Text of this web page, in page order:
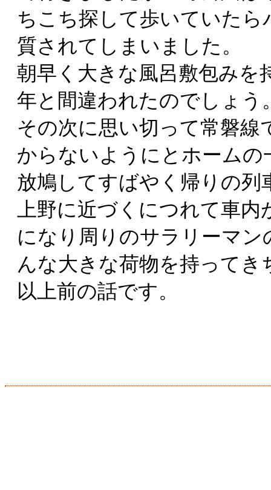
ちこち探して歩いていた
質されてしまいました。
朝早く大きな風呂敷包みを
年と間違われたのでしょう
その次に思い切って常磐線
からないようにとホーム
放鳩してすばやく帰りの列
上野に近づくにつれて車
になり周りのサラリーマ
んな大きな荷物を持って
以上前の話です。